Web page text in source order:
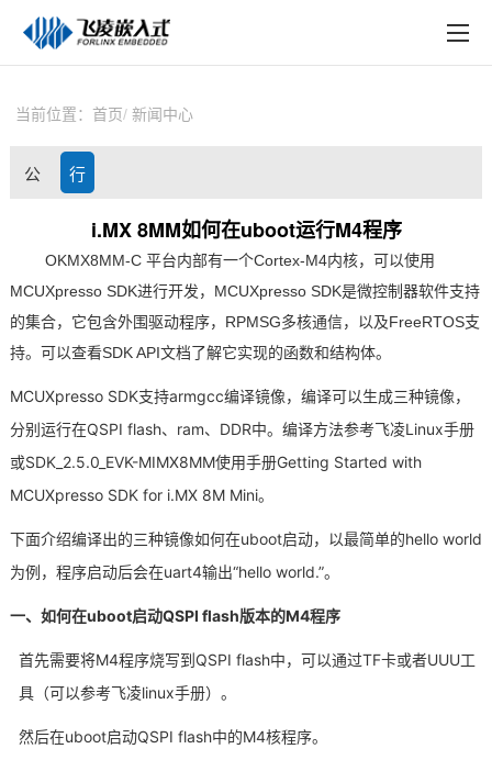
技术与支持
在线文档
方案定制
天猫商城
淘宝商城
新闻中心
技术论坛
在线购买
当前位置： 首页 新闻中心
公
态
行
资
讯
i.MX 8MM如何在uboot运行M4程序
OKMX8MM-C 平台内部有一个Cortex-M4内核，可以使用
MCUXpresso SDK进行开发，MCUXpresso SDK是微控制器软件支持
的集合，它包含外围驱动程序，RPMSG多核通信，以及FreeRTOS支
持。可以查看SDK API文档了解它实现的函数和结构体。
MCUXpresso SDK支持armgcc编译镜像，编译可以生成三种镜像，
分别运行在QSPI flash、ram、DDR中。编译方法参考飞凌Linux手册
或SDK_2.5.0_EVK-MIMX8MM使用手册Getting Started with
MCUXpresso SDK for i.MX 8M Mini。
下面介绍编译出的三种镜像如何在uboot启动，以最简单的hello world
为例，程序启动后会在uart4输出“hello world.”。
一、如何在uboot启动QSPI flash版本的M4程序
首先需要将M4程序烧写到QSPI flash中，可以通过TF卡或者UUU工
具（可以参考飞凌linux手册）。
然后在uboot启动QSPI flash中的M4核程序。